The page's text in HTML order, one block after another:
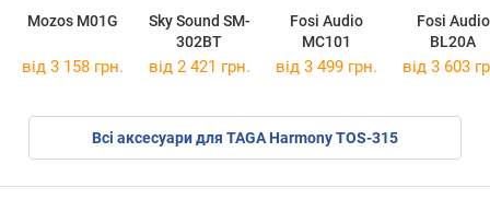
Mozos M01G
Sky Sound SM-
302BT
Fosi Audio
MC101
Fosi Audio
BL20A
від 3 158 грн. від 2 421 грн. від 3 499 грн. від 3 603
Всі аксесуари для TAGA Harmony TOS-315